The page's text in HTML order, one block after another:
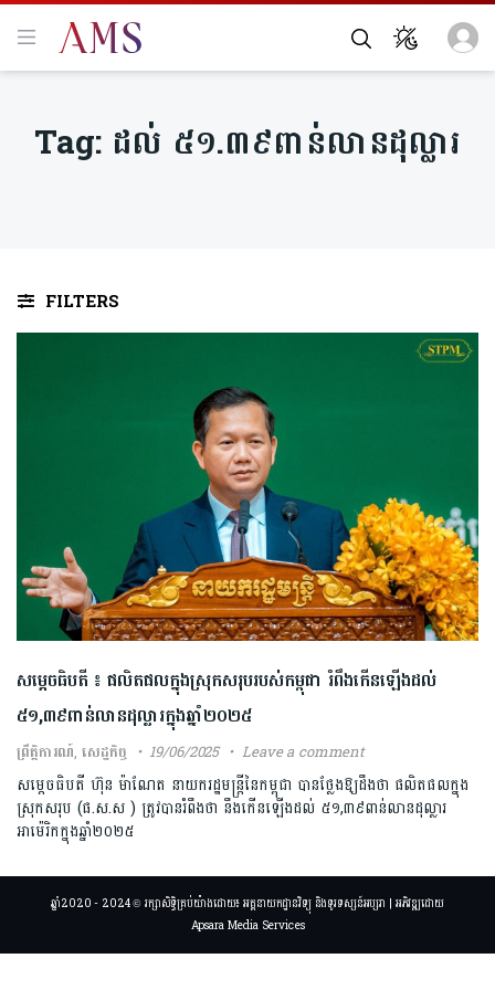
Tag: ដល់ ៥១.៣៩ពាន់លានដុល្លារ
FILTERS
សម្តេចធិបតី ៖ ផលិតផលក្នុងស្រុកសរុបរបស់កម្ពុជា រំពឹងកើនឡើងដល់
៥១,៣៩ពាន់លានដុល្លារក្នុងឆ្នាំ២០២៥
ព្រឹត្តិការណ៍,សេដ្ឋកិច្ច 19/06/2025 Leave a comment
សម្ដេចធិបតី ហ៊ុន ម៉ាណែត នាយករដ្ឋមន្ត្រីនៃកម្ពុជា បានថ្លែងឱ្យដឹងថា ផលិតផលក្នុង
ស្រុកសរុប (ផ.ស.ស ) ត្រូវបានរំពឹងថា នឹងកើនឡើងដល់ ៥១,៣៩ពាន់លានដុល្លារ
អាម៉េរិកក្នុងឆ្នាំ២០២៥
ឆ្នាំ2020 - 2024 © រក្សាសិទ្ធិគ្រប់យ៉ាងដោយ៖ អគ្គនាយកដ្ឋានវិទ្យុ និងទូរទស្សន៍អប្សរា | អភិវឌ្ឍដោយ
Apsara Media Services